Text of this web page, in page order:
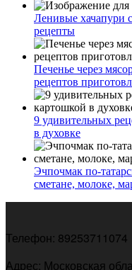
Ленивые хачапури
рецепты
Печенье через
рецептов
9 удивительных
в духовке
Эчпочмак по-
сметане, молоке,
Телефон: 89253711074
Адрес: Московская